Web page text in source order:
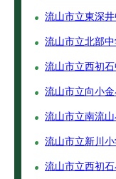
流山市立東深
流山市立北部
流山市立西初
流山市立向小
流山市立南流
流山市立新川
流山市立西初